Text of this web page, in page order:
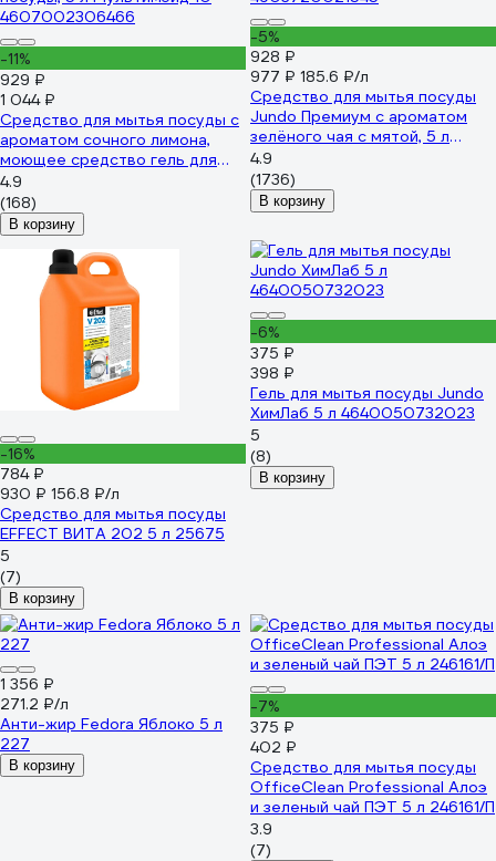
-11%
929 ₽
1 044 ₽
Средство для мытья посуды с
ароматом сочного лимона,
моющее средство гель для
посуды, 5 л Мультимэйд 10
4607002306466
4.9
(168)
В корзину
-5%
928 ₽
977 ₽ 185.6 ₽/л
Средство для мытья посуды
Jundo Премиум с ароматом
зелёного чая с мятой, 5 л
4903720021545
4.9
(1736)
В корзину
-16%
784 ₽
930 ₽ 156.8 ₽/л
Средство для мытья посуды
EFFECT ВИТА 202 5 л 25675
5
(7)
В корзину
-6%
375 ₽
398 ₽
Гель для мытья посуды Jundo
ХимЛаб 5 л 4640050732023
5
(8)
В корзину
1 356 ₽
271.2 ₽/л
Анти-жир Fedora Яблоко 5 л
227
В корзину
-7%
375 ₽
402 ₽
Средство для мытья посуды
OfficeClean Professional Алоэ
и зеленый чай ПЭТ 5 л 246161/П
3.9
(7)